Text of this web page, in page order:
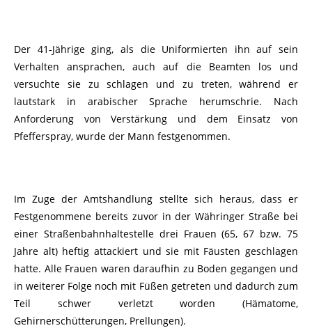
Der 41-Jährige ging, als die Uniformierten ihn auf sein
Verhalten ansprachen, auch auf die Beamten los und
versuchte sie zu schlagen und zu treten, während er
lautstark in arabischer Sprache herumschrie. Nach
Anforderung von Verstärkung und dem Einsatz von
Pfefferspray, wurde der Mann festgenommen.
Im Zuge der Amtshandlung stellte sich heraus, dass er
Festgenommene bereits zuvor in der Währinger Straße bei
einer Straßenbahnhaltestelle drei Frauen (65, 67 bzw. 75
Jahre alt) heftig attackiert und sie mit Fäusten geschlagen
hatte. Alle Frauen waren daraufhin zu Boden gegangen und
in weiterer Folge noch mit Füßen getreten und dadurch zum
Teil schwer verletzt worden (Hämatome,
Gehirnerschütterungen, Prellungen).